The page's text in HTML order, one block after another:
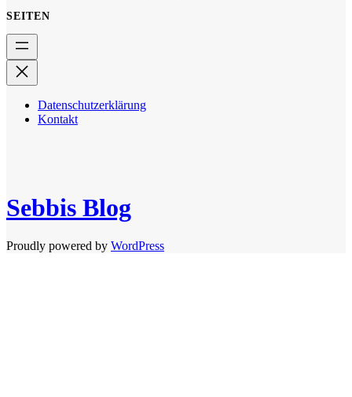
SEITEN
Datenschutzerklärung
Kontakt
Sebbis Blog
Proudly powered by WordPress